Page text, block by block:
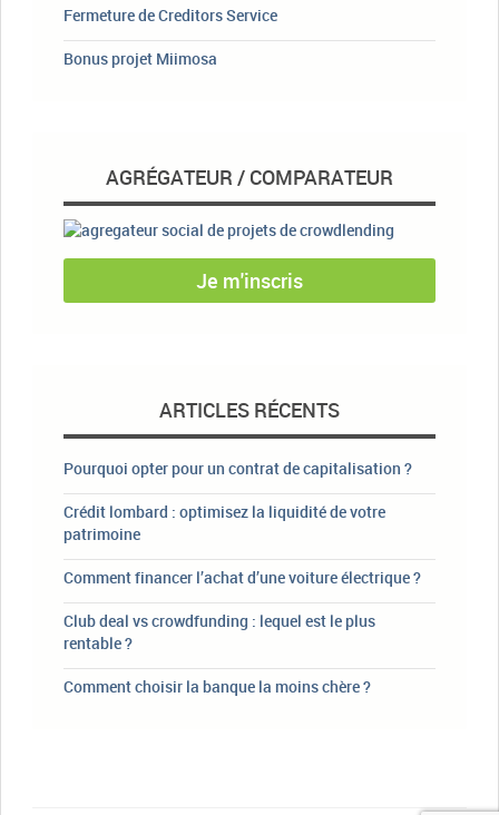
Fermeture de Creditors Service
Bonus projet Miimosa
AGRÉGATEUR / COMPARATEUR
Je m'inscris
ARTICLES RÉCENTS
Pourquoi opter pour un contrat de capitalisation ?
Crédit lombard : optimisez la liquidité de votre
patrimoine
Comment financer l’achat d’une voiture électrique ?
Club deal vs crowdfunding : lequel est le plus
rentable ?
Comment choisir la banque la moins chère ?